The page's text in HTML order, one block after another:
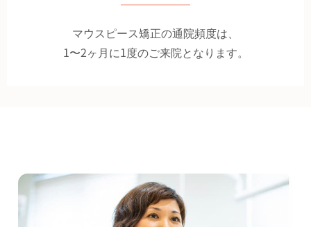
マウスピース矯正の通院頻度は、
1〜2ヶ月に1度のご来院となります。